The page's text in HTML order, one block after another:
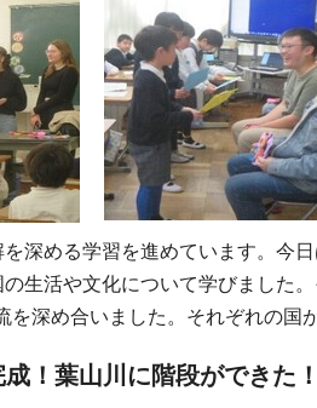
深める学習を進めています。今
生活や文化について学びました
深め合いました。それぞれの国
葉山川に階段ができた！